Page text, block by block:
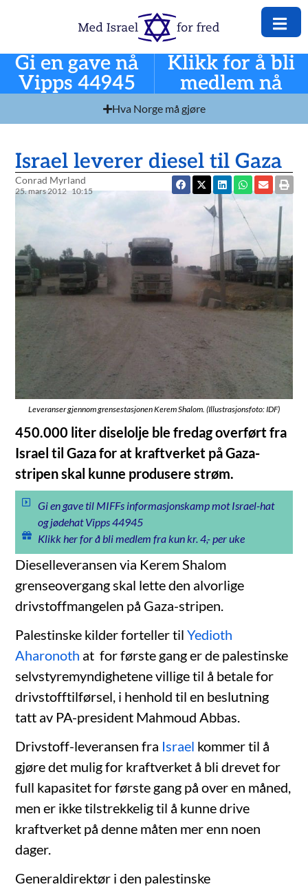
Gi en gave nå
Vipps 44945
Klikk for å bli
medlem nå
Hva Norge må gjøre
Israel leverer diesel til Gaza
Conrad Myrland
25. mars 2012 10:15
Leveranser gjennom grensestasjonen Kerem Shalom. (Illustrasjonsfoto: IDF)
450.000 liter diselolje ble fredag overført fra
Israel til Gaza for at kraftverket på Gaza-
stripen skal kunne produsere strøm.
Gi en gave til MIFFs informasjonskamp mot Israel-hat
og jødehat Vipps 44945
Klikk her for å bli medlem fra kun kr. 4,- per uke
Dieselleveransen via Kerem Shalom
grenseovergang skal lette den alvorlige
drivstoffmangelen på Gaza-stripen.
Palestinske kilder forteller tilYedioth
Aharonoth at for første gang er de palestinske
selvstyremyndighetene villige til å betale for
drivstofftilførsel, i henhold til en beslutning
tatt av PA-president Mahmoud Abbas.
Drivstoff-leveransen fra Israel kommer til å
gjøre det mulig for kraftverket å bli drevet for
full kapasitet for første gang på over en måned,
men er ikke tilstrekkelig til å kunne drive
kraftverket på denne måten mer enn noen
dager.
Generaldirektør i den palestinske